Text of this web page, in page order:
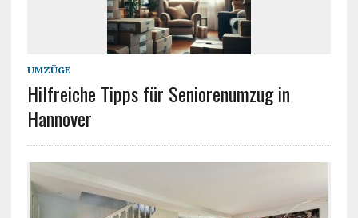
UMZÜGE
Hilfreiche Tipps für Seniorenumzug in
Hannover